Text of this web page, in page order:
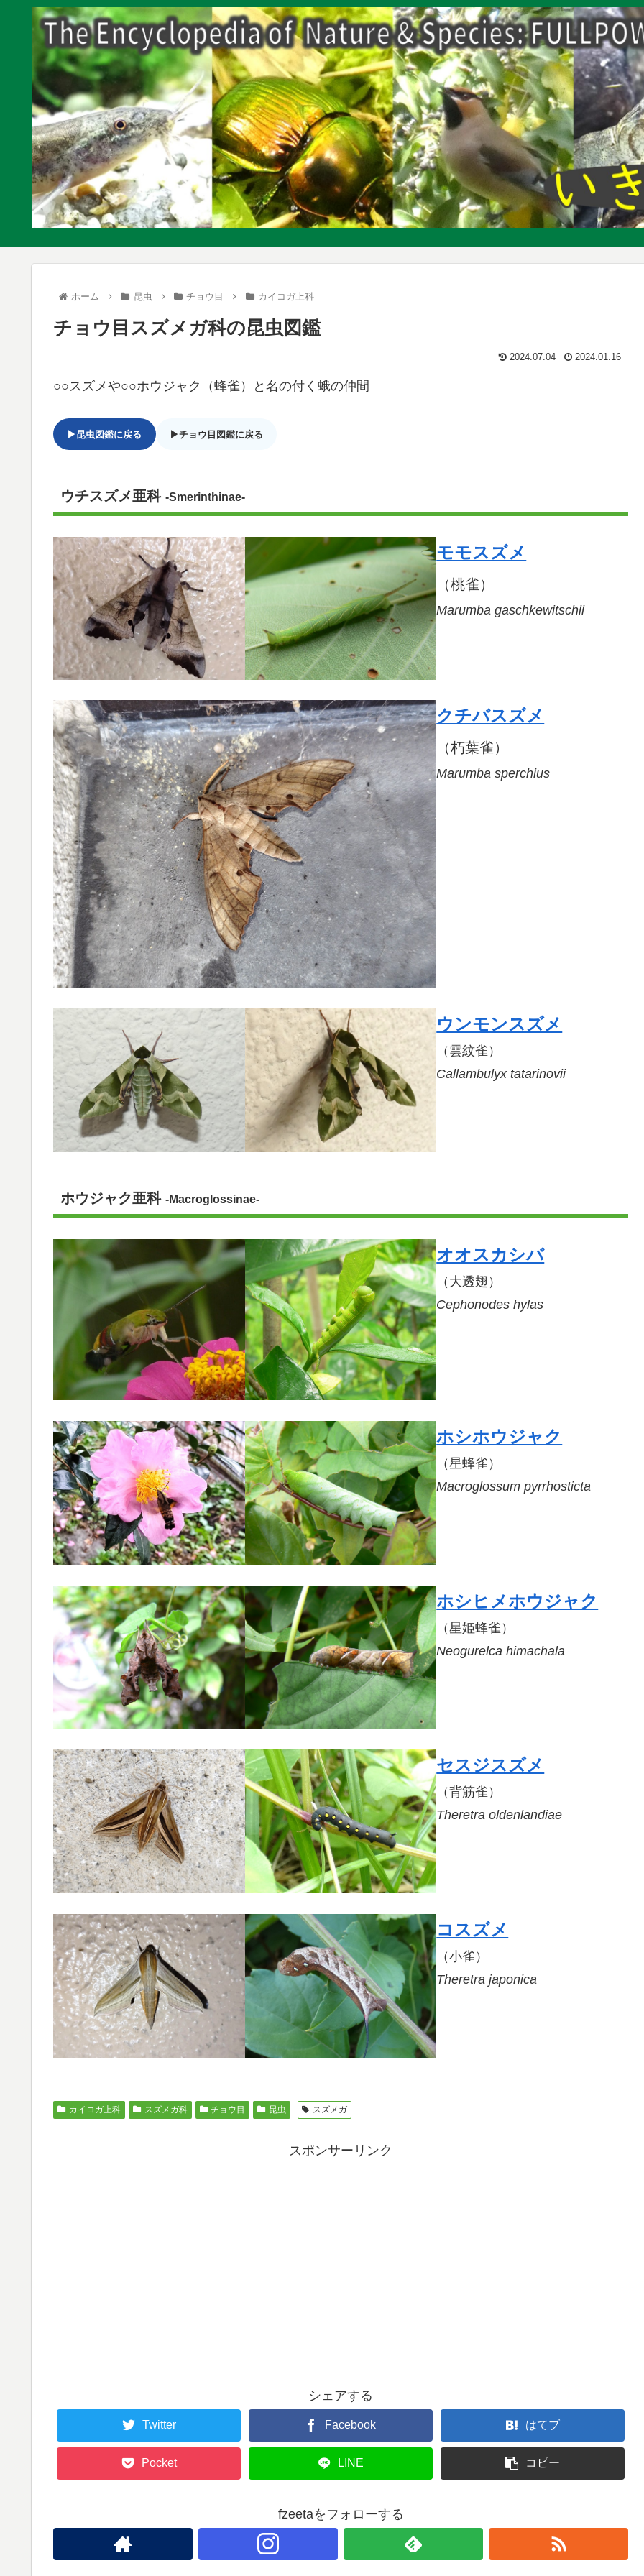
ホーム 昆虫 チョウ目 カイコガ上科
チョウ目スズメガ科の昆虫図鑑
2024.07.04 2024.01.16
○○スズメや○○ホウジャク（蜂雀）と名の付く蛾の仲間
▶昆虫図鑑に戻る ▶チョウ目図鑑に戻る
ウチスズメ亜科 -Smerinthinae-
モモスズメ
（桃雀）
Marumba gaschkewitschii
クチバスズメ
（朽葉雀）
Marumba sperchius
ウンモンスズメ
（雲紋雀）
Callambulyx tatarinovii
ホウジャク亜科 -Macroglossinae-
オオスカシバ
（大透翅）
Cephonodes hylas
ホシホウジャク
（星蜂雀）
Macroglossum pyrrhosticta
ホシヒメホウジャク
（星姫蜂雀）
Neogurelca himachala
セスジスズメ
（背筋雀）
Theretra oldenlandiae
コスズメ
（小雀）
Theretra japonica
カイコガ上科 スズメガ科 チョウ目 昆虫 スズメガ
スポンサーリンク
シェアする
Twitter Facebook はてブ
Pocket LINE コピー
fzeetaをフォローする